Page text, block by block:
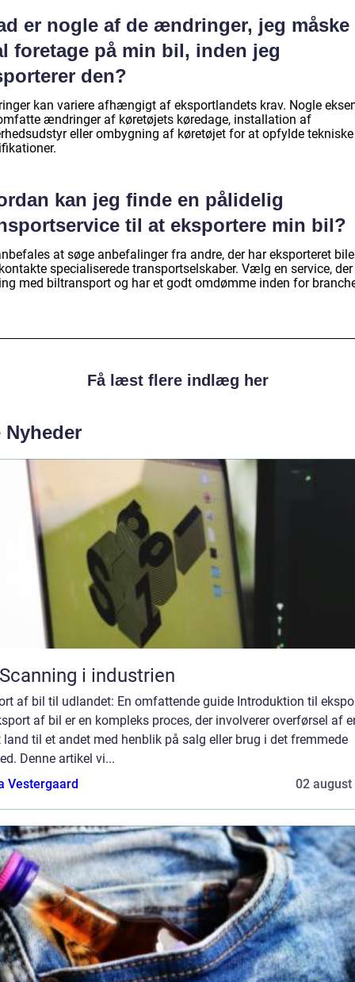
er nogle af de ændringer, jeg måske
foretage på min bil, inden jeg
den?
kan variere afhængigt af eksportlandets krav. Nogle
ændringer af køretøjets køredage, installation af
eller ombygning af køretøjet for at opfylde tekniske
kan jeg finde en pålidelig
til at eksportere min bil?
at søge anbefalinger fra andre, der har eksporteret
specialiserede transportselskaber. Vælg en service,
med biltransport og har et godt omdømme inden for
Få læst flere indlæg her
Nyheder
i industrien
af bil til udlandet: En omfattende guide Introduktion til
af bil er en kompleks proces, der involverer overførsel af
land til et andet med henblik på salg eller brug i det fremmede
Denne artikel vi...
Vestergaard
02 august